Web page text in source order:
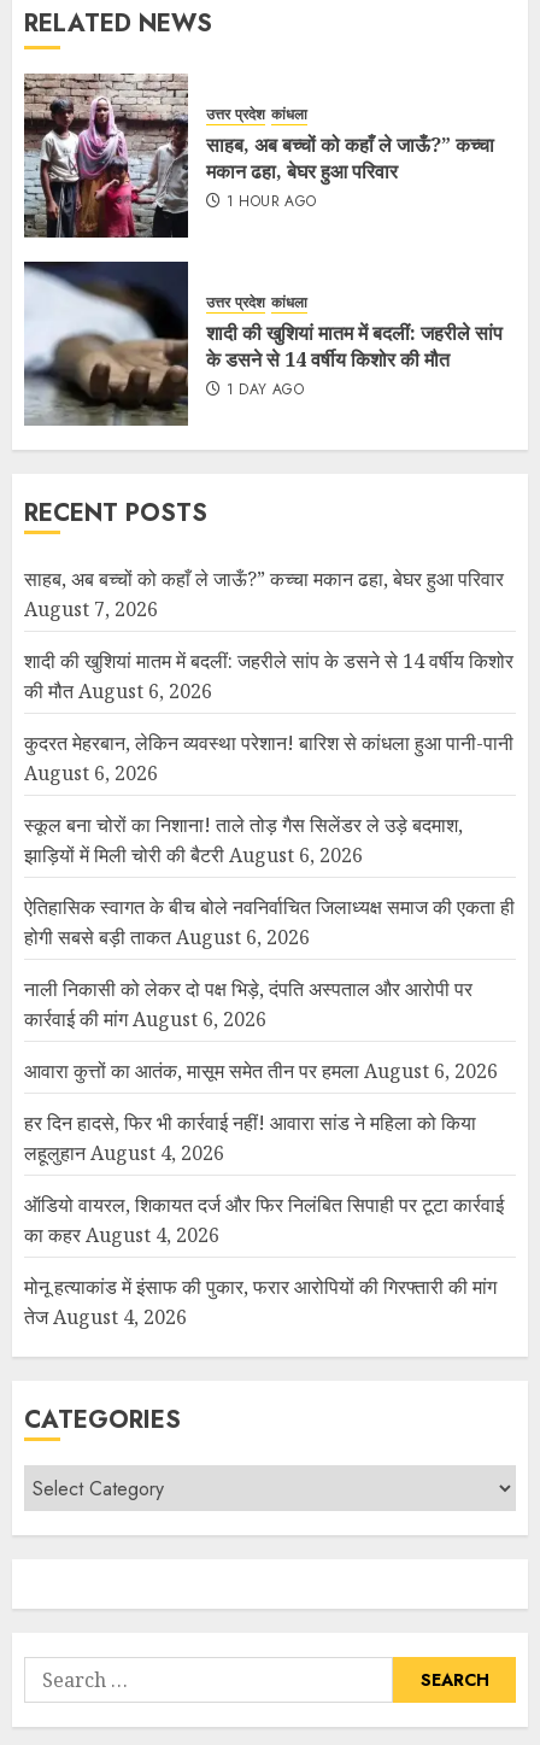
RELATED NEWS
उत्तर प्रदेश कांधला
साहब, अब बच्चों को कहाँ ले जाऊँ?” कच्चा
मकान ढहा, बेघर हुआ परिवार
1 HOUR AGO
उत्तर प्रदेश कांधला
शादी की खुशियां मातम में बदलीं: जहरीले सांप
के डसने से 14 वर्षीय किशोर की मौत
1 DAY AGO
RECENT POSTS
साहब, अब बच्चों को कहाँ ले जाऊँ?” कच्चा मकान ढहा, बेघर हुआ परिवार
August 7, 2026
शादी की खुशियां मातम में बदलीं: जहरीले सांप के डसने से 14 वर्षीय किशोर
की मौतAugust 6, 2026
कुदरत मेहरबान, लेकिन व्यवस्था परेशान! बारिश से कांधला हुआ पानी-पानी
August 6, 2026
स्कूल बना चोरों का निशाना! ताले तोड़ गैस सिलेंडर ले उड़े बदमाश,
झाड़ियों में मिली चोरी की बैटरीAugust 6, 2026
ऐतिहासिक स्वागत के बीच बोले नवनिर्वाचित जिलाध्यक्ष समाज की एकता ही
होगी सबसे बड़ी ताकतAugust 6, 2026
नाली निकासी को लेकर दो पक्ष भिड़े, दंपति अस्पताल और आरोपी पर
कार्रवाई की मांगAugust 6, 2026
आवारा कुत्तों का आतंक, मासूम समेत तीन पर हमलाAugust 6, 2026
हर दिन हादसे, फिर भी कार्रवाई नहीं! आवारा सांड ने महिला को किया
लहूलुहानAugust 4, 2026
ऑडियो वायरल, शिकायत दर्ज और फिर निलंबित सिपाही पर टूटा कार्रवाई
का कहरAugust 4, 2026
मोनू हत्याकांड में इंसाफ की पुकार, फरार आरोपियों की गिरफ्तारी की मांग
तेजAugust 4, 2026
CATEGORIES